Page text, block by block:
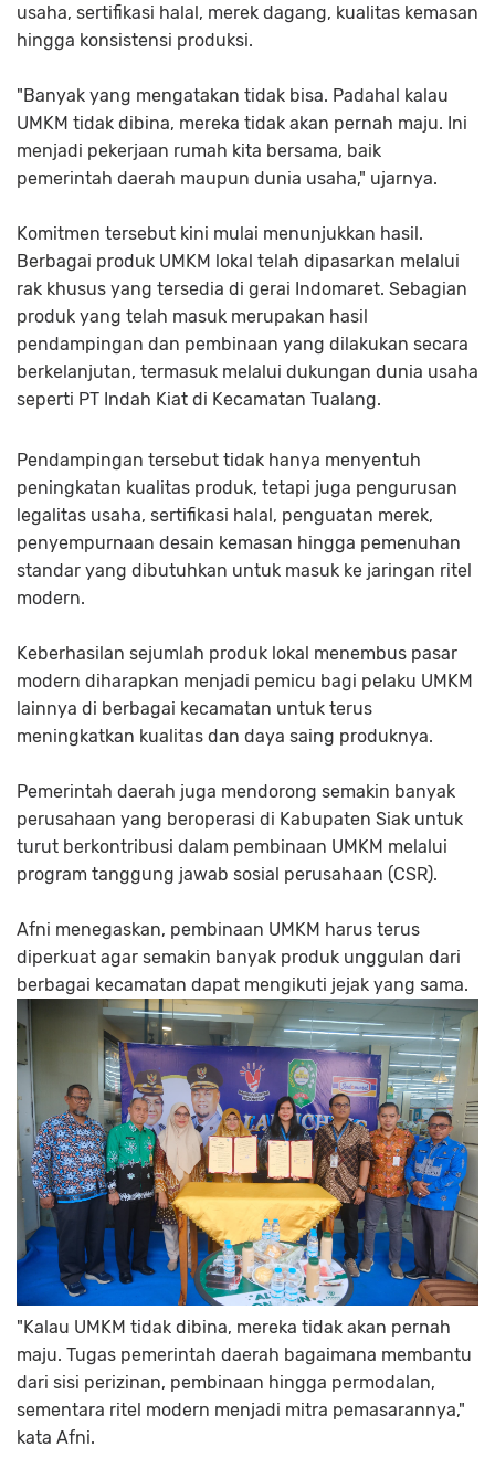
usaha, sertifikasi halal, merek dagang, kualitas kemasan
hingga konsistensi produksi.
"Banyak yang mengatakan tidak bisa. Padahal kalau
UMKM tidak dibina, mereka tidak akan pernah maju. Ini
menjadi pekerjaan rumah kita bersama, baik
pemerintah daerah maupun dunia usaha," ujarnya.
Komitmen tersebut kini mulai menunjukkan hasil.
Berbagai produk UMKM lokal telah dipasarkan melalui
rak khusus yang tersedia di gerai Indomaret. Sebagian
produk yang telah masuk merupakan hasil
pendampingan dan pembinaan yang dilakukan secara
berkelanjutan, termasuk melalui dukungan dunia usaha
seperti PT Indah Kiat di Kecamatan Tualang.
Pendampingan tersebut tidak hanya menyentuh
peningkatan kualitas produk, tetapi juga pengurusan
legalitas usaha, sertifikasi halal, penguatan merek,
penyempurnaan desain kemasan hingga pemenuhan
standar yang dibutuhkan untuk masuk ke jaringan ritel
modern.
Keberhasilan sejumlah produk lokal menembus pasar
modern diharapkan menjadi pemicu bagi pelaku UMKM
lainnya di berbagai kecamatan untuk terus
meningkatkan kualitas dan daya saing produknya.
Pemerintah daerah juga mendorong semakin banyak
perusahaan yang beroperasi di Kabupaten Siak untuk
turut berkontribusi dalam pembinaan UMKM melalui
program tanggung jawab sosial perusahaan (CSR).
Afni menegaskan, pembinaan UMKM harus terus
diperkuat agar semakin banyak produk unggulan dari
berbagai kecamatan dapat mengikuti jejak yang sama.
"Kalau UMKM tidak dibina, mereka tidak akan pernah
maju. Tugas pemerintah daerah bagaimana membantu
dari sisi perizinan, pembinaan hingga permodalan,
sementara ritel modern menjadi mitra pemasarannya,"
kata Afni.